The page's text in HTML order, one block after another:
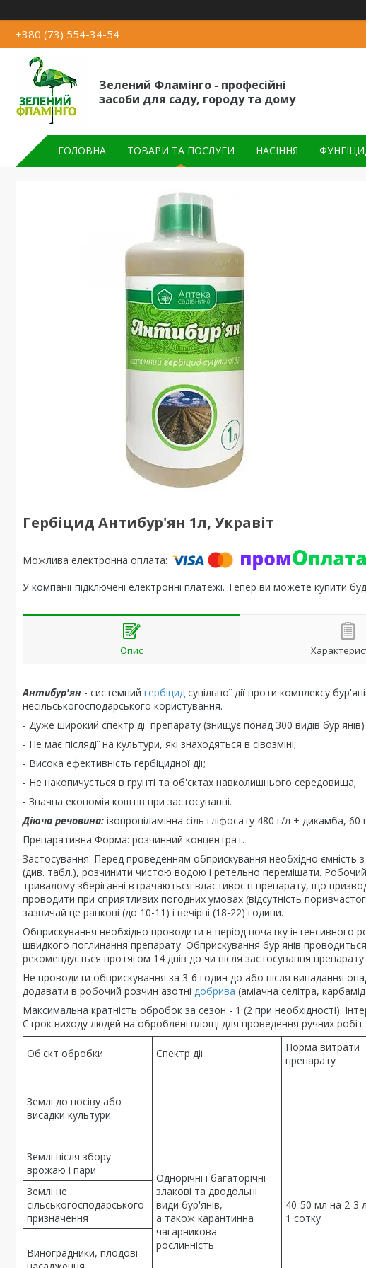
+380 (73) 554-34-54
Зелений Фламінго - професійні
засоби для саду, городу та дому
ГОЛОВНА ТОВАРИ ТА ПОСЛУГИ НАСІННЯ
Гербіцид Антибур'ян 1л, Укравіт
У компанії підключені електронні платежі. Тепер ви можете купити
Опис
Антибур'ян - системний гербіцид суцільної дії проти комплексу
несільськогосподарського користування.
- Дуже широкий спектр дії препарату (знищує понад 300 видів бур'янів)
- Не має післядії на культури, які знаходяться в сівозміні;
- Висока ефективність гербіцидної дії;
- Не накопичується в грунті та об'єктах навколишнього середовища;
- Значна економія коштів при застосуванні.
Діюча речовина: ізопропіламінна сіль гліфосату 480 г/л + дикамба, 60
Препаративна Форма: розчинний концентрат.
Застосування. Перед проведенням обприскування необхідно ємність
(див. табл.), розчинити чистою водою і ретельно перемішати.
тривалому зберіганні втрачаються властивості препарату, що
проводити при сприятливих погодних умовах (відсутність
зазвичай це ранкові (до 10-11) і вечірні (18-22) години.
Обприскування необхідно проводити в період початку
швидкого поглинання препарату. Обприскування бур'янів
рекомендується протягом 14 днів до чи після застосування
Не проводити обприскування за 3-6 годин до або після випадання
додавати в робочий розчин азотні добрива (аміачна селітра,
Максимальна кратність обробок за сезон - 1 (2 при необхідності).
Строк виходу людей на оброблені площі для проведення ручних робіт
Об'єкт обробки Спектр дії
Норма витрати
препарату
Землі до посіву або
висадки культури
Однорічні і багаторічні
злакові та дводольні
види бур'янів,
а також карантинна
чагарникова
рослинність
40-50 мл на 2-3
1 сотку
Землі після збору
врожаю і пари
Землі не
сільськогосподарського
призначення
Виноградники, плодові